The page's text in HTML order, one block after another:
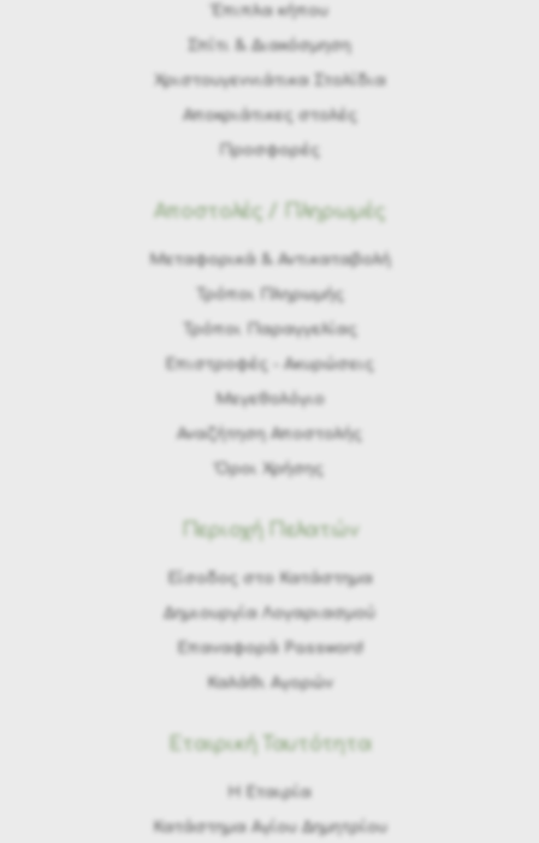
Έπιπλα κήπου
Σπίτι & Διακόσμηση
Χριστουγεννιάτικα Στολίδια
Αποκριάτικες στολές
Προσφορές
Αποστολές / Πληρωμές
Μεταφορικά & Αντικαταβολή
Τρόποι Πληρωμής
Τρόποι Παραγγελίας
Eπιστροφές - Ακυρώσεις
Μεγεθολόγιο
Αναζήτηση Αποστολής
Όροι Χρήσης
Περιοχή Πελατών
Είσοδος στο Κατάστημα
Δημιουργία Λογαριασμού
Επαναφορά Password
Καλάθι Αγορών
Εταιρική Ταυτότητα
H Εταιρία
Κατάστημα Αγίου Δημητρίου